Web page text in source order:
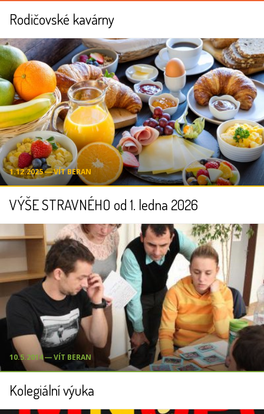
Rodičovské kavárny
1.12.2025 ― VÍT BERAN
VÝŠE STRAVNÉHO od 1. ledna 2026
10.5.2014 ― VÍT BERAN
Kolegiální výuka